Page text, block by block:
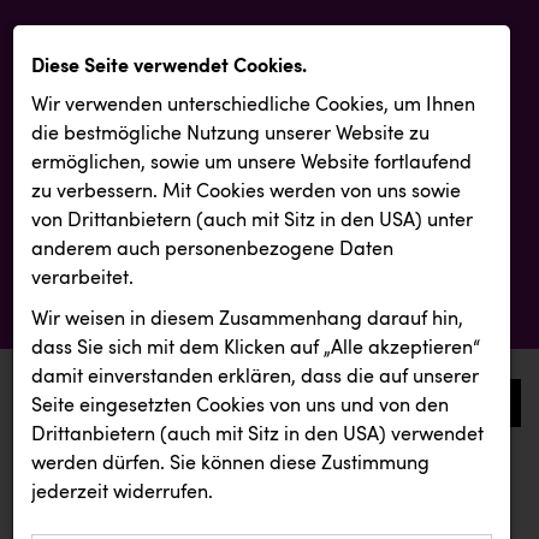
0
aktuelle aussendungen
aktuelle aussendungen
Diese Seite verwendet Cookies.
Wir verwenden unterschiedliche Cookies, um Ihnen
die best­mögliche Nutzung unserer Website zu
ermöglichen, sowie um unsere Website fortlaufend
zu verbessern. Mit Cookies werden von uns sowie
von Drittanbietern (auch mit Sitz in den USA) unter
anderem auch personenbezogene Daten
verarbeitet.
Wir weisen in diesem Zusammenhang darauf hin,
dass Sie sich mit dem Klicken auf „Alle akzeptieren“
damit ein­ver­standen erklären, dass die auf unserer
Seite eingesetzten Cookies von uns und von den
Drittanbietern (auch mit Sitz in den USA) verwendet
werden dürfen. Sie können diese Zustimmung
jederzeit widerrufen.